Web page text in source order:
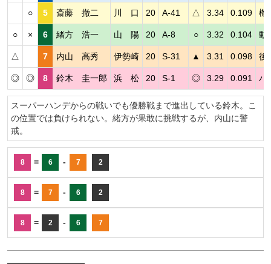
○ 5 斎藤 撤二 川 口 20 A-41 △ 3.34 0.109 機
○ × 6 緒方 浩一 山 陽 20 A-8 ○ 3.32 0.104 動
△ 7 内山 高秀 伊勢崎 20 S-31 ▲ 3.31 0.098 後
◎ ◎ 8 鈴木 圭一郎 浜 松 20 S-1 ◎ 3.29 0.091 ハ
スーパーハンデからの戦いでも優勝戦まで進出している鈴木。こ
の位置では負けられない。緒方が果敢に挑戦するが、内山に警
戒。
8 = 6 - 7 2
8 = 7 - 6 2
8 = 2 - 6 7